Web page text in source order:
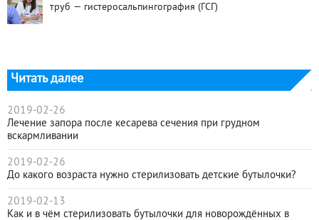
труб — гистеросальпингография (ГСГ)
Читать далее
2019-02-26
Лечение запора после кесарева сечения при грудном
вскармливании
2019-02-26
До какого возраста нужно стерилизовать детские бутылочки?
2019-02-13
Как и в чём стерилизовать бутылочки для новорождённых в